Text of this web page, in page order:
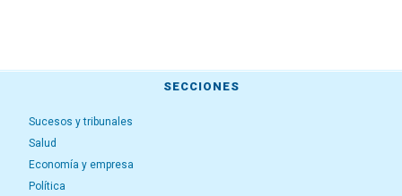
SECCIONES
Sucesos y tribunales
Salud
Economía y empresa
Política